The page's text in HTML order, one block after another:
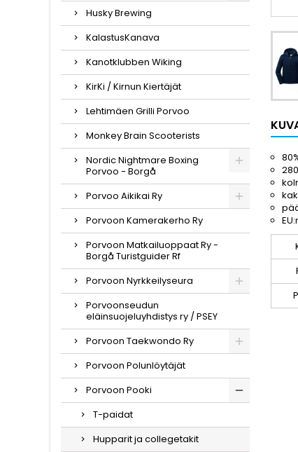
Husky Brewing
KalastusKanava
Kanotklubben Wiking
KirKi / Kirnun Kiertäjät
Lehtimäen Grilli Porvoo
Monkey Brain Scooterists
Nordic Nightmare Boxing
Porvoo - Borgå
Porvoo Aikikai Ry
Porvoon Kamerakerho Ry
Porvoon Matkailuoppaat Ry -
Borgå Turistguider Rf
Porvoon Nyrkkeilyseura
Porvoonseudun
eläinsuojeluyhdistys ry / PSEY
Porvoon Taekwondo Ry
Porvoon Polunlöytäjät
Porvoon Pooki
T-paidat
Hupparit ja collegetakit